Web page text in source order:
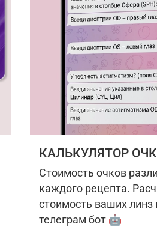
КАЛЬКУЛЯТОР
Стоимость очков
каждого рецепта.
стоимость ваших
телеграм бот 🤖